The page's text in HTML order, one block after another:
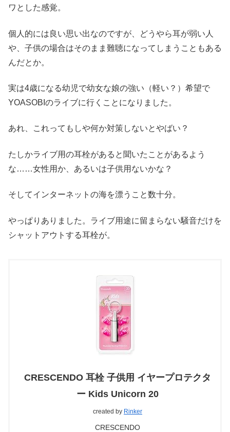
ワとした感覚。
個人的には良い思い出なのですが、どうやら耳が弱い人
や、子供の場合はそのまま難聴になってしまうこともある
んだとか。
実は4歳になる幼児で幼女な娘の強い（軽い？）希望で
YOASOBIのライブに行くことになりました。
あれ、これってもしや何か対策しないとやばい？
たしかライブ用の耳栓があると聞いたことがあるよう
な……女性用か、あるいは子供用ないかな？
そしてインターネットの海を漂うこと数十分。
やっぱりありました。ライブ用途に留まらない騒音だけを
シャットアウトする耳栓が。
CRESCENDO 耳栓 子供用 イヤープロテクタ
ー Kids Unicorn 20
created by Rinker
CRESCENDO